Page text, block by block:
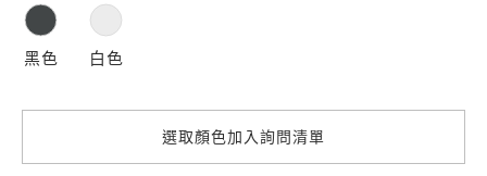
黑色 白色
選取顏色加入詢問清單